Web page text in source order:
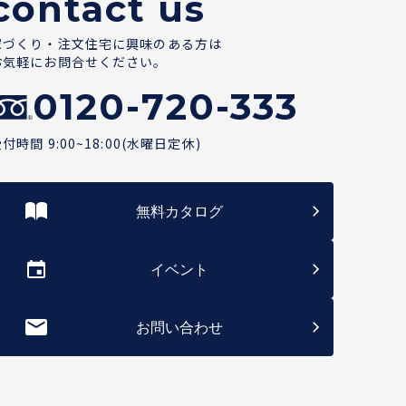
くり・注文住宅に興味のある方は
軽にお問合せください。
0120-720-333
付時間 9:00~18:00(水曜日定休)
無料カタログ
イベント
お問い合わせ